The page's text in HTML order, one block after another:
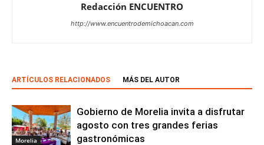
Redacción ENCUENTRO
http://www.encuentrodemichoacan.com
ARTÍCULOS RELACIONADOS MÁS DEL AUTOR
Morelia
Gobierno de Morelia invita a disfrutar
agosto con tres grandes ferias
gastronómicas